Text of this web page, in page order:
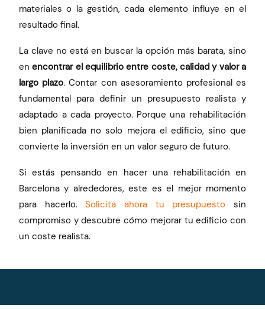
materiales o la gestión, cada elemento influye en el
resultado final.
La clave no está en buscar la opción más barata, sino
enencontrar el equilibrio entre coste, calidad y valor a
largo plazo. Contar con asesoramiento profesional es
fundamental para definir un presupuesto realista y
adaptado a cada proyecto. Porque una rehabilitación
bien planificada no solo mejora el edificio, sino que
convierte la inversión en un valor seguro de futuro.
Si estás pensando en hacer una rehabilitación en
Barcelona y alrededores, este es el mejor momento
para hacerlo.Solicita ahora tu presupuesto sin
compromiso y descubre cómo mejorar tu edificio con
un coste realista.